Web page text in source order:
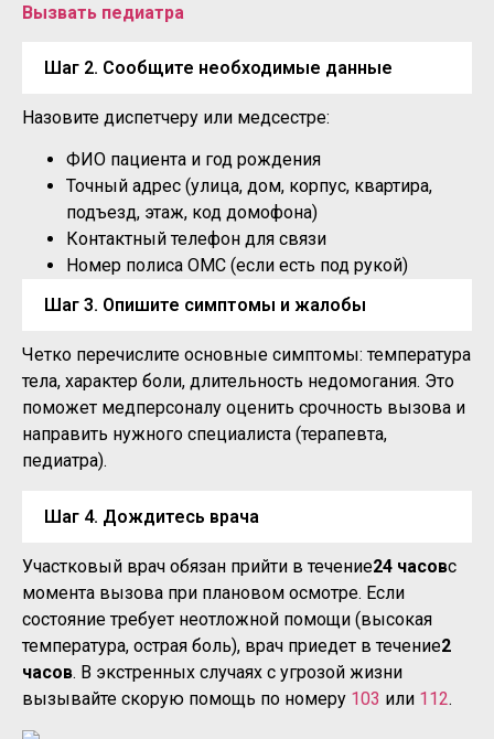
Вызвать педиатра
Шаг 2. Сообщите необходимые данные
Назовите диспетчеру или медсестре:
ФИО пациента и год рождения
Точный адрес (улица, дом, корпус, квартира,
подъезд, этаж, код домофона)
Контактный телефон для связи
Номер полиса ОМС (если есть под рукой)
Шаг 3. Опишите симптомы и жалобы
Четко перечислите основные симптомы: температура
тела, характер боли, длительность недомогания. Это
поможет медперсоналу оценить срочность вызова и
направить нужного специалиста (терапевта,
педиатра).
Шаг 4. Дождитесь врача
Участковый врач обязан прийти в течение24 часовс
момента вызова при плановом осмотре. Если
состояние требует неотложной помощи (высокая
температура, острая боль), врач приедет в течение2
часов. В экстренных случаях с угрозой жизни
вызывайте скорую помощь по номеру 103 или 112.